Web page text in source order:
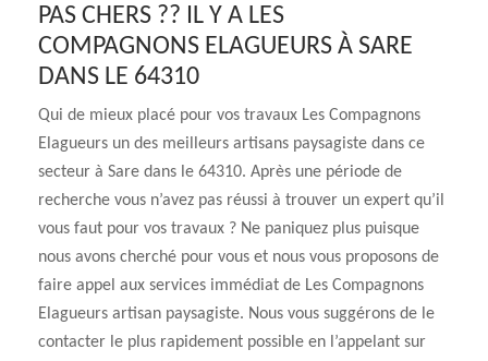
PAS CHERS ?? IL Y A LES
COMPAGNONS ELAGUEURS À SARE
DANS LE 64310
Qui de mieux placé pour vos travaux Les Compagnons
Elagueurs un des meilleurs artisans paysagiste dans ce
secteur à Sare dans le 64310. Après une période de
recherche vous n’avez pas réussi à trouver un expert qu’il
vous faut pour vos travaux ? Ne paniquez plus puisque
nous avons cherché pour vous et nous vous proposons de
faire appel aux services immédiat de Les Compagnons
Elagueurs artisan paysagiste. Nous vous suggérons de le
contacter le plus rapidement possible en l’appelant sur